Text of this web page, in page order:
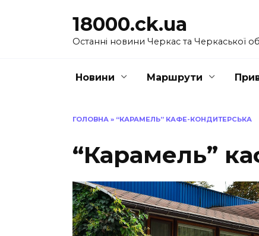
18000.ck.ua
Останні новини Черкас та Черкаської
Новини Маршрути
ГОЛОВНА » “КАРАМЕЛЬ” КАФЕ-КОНДИТЕРСЬКА
“Карамель”